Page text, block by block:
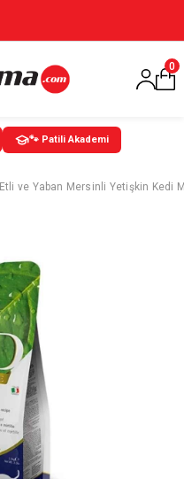
0
🐾 Patili Akademi
Etli ve Yaban Mersinli Yetişkin Kedi